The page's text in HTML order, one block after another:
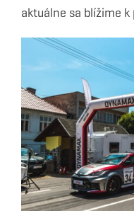
aktuálne sa blížime k